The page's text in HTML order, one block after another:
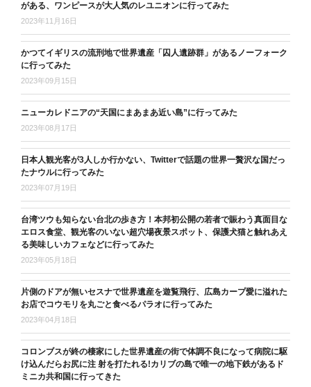
がある、ワンピースが大人気のレユニオンに行ってみた
2023年11月16日
かつてイギリスの流刑地で世界遺産「囚人遺跡群」があるノーフォーク
に行ってみた
2023年09月15日
ニューカレドニアの“天国にまあまあ近い島”に行ってみた
2023年08月17日
日本人観光客が3人しか行かない、Twitterで話題の世界一贅沢な国だっ
たナウルに行ってみた
2023年07月19日
台湾ツウも知らない台北の歩き方！本邦初公開の若者で賑わう真面目な
エロス食堂、観光客のいない超穴場夜景スポット、保護犬猫と触れあえ
る美味しいカフェなどに行ってみた
2023年05月18日
片側のドアが無いセスナで世界遺産を遊覧飛行、広島カープ愛に溢れた
お店でコウモリを丸ごと食べるパラオに行ってみた
2023年04月18日
コロンブスが終の棲家にした世界遺産の街で体調不良になって病院に駆
け込んだらお尻に注 射を打たれる!カリブの島で唯一の地下鉄があるド
ミニカ共和国に行ってきた